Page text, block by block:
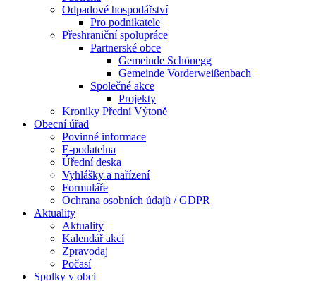
Odpadové hospodářství
Pro podnikatele
Přeshraniční spolupráce
Partnerské obce
Gemeinde Schönegg
Gemeinde Vorderweißenbach
Společné akce
Projekty
Kroniky Přední Výtoně
Obecní úřad
Povinné informace
E-podatelna
Úřední deska
Vyhlášky a nařízení
Formuláře
Ochrana osobních údajů / GDPR
Aktuality
Aktuality
Kalendář akcí
Zpravodaj
Počasí
Spolky v obci